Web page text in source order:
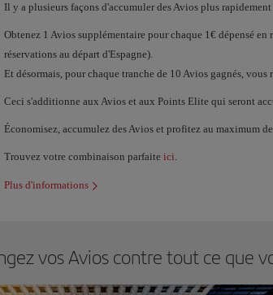
Il y a plusieurs façons d'accumuler des Avios plus
Obtenez 1 Avios supplémentaire pour chaque 1€ dépensé
réservations au départ d'Espagne).
Et désormais, pour chaque tranche de 10 Avios gagnés, vous
Ceci s'additionne aux Avios et aux Points Elite qui seront
Économisez, accumulez des Avios et profitez au maximum
Trouvez votre combinaison parfaite ici.
Plus d'informations
vos Avios contre tout ce que